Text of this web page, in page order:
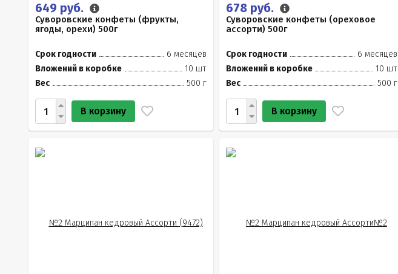
649 руб.
Суворовские конфеты (фрукты,
ягоды, орехи) 500г
Срок годности
6 месяцев
Вложений в коробке
10 шт
Вес
500 г
В корзину
678 руб.
Суворовские конфеты (ореховое
ассорти) 500г
Срок годности
6 месяцев
Вложений в коробке
10 шт
Вес
500 г
В корзину